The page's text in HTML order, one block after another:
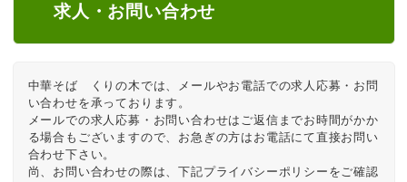
求人・お問い合わせ
中華そば　くりの木では、メールやお電話での求人応募・お問
い合わせを承っております。
メールでの求人応募・お問い合わせはご返信までお時間がかか
る場合もございますので、お急ぎの方はお電話にて直接お問い
合わせ下さい。
尚、お問い合わせの際は、下記プライバシーポリシーをご確認